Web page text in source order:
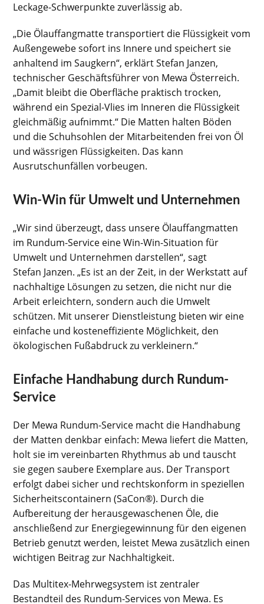
Leckage-Schwerpunkte zuverlässig ab.
„Die Ölauffangmatte transportiert die Flüssigkeit vom
Außengewebe sofort ins Innere und speichert sie
anhaltend im Saugkern“, erklärt Stefan Janzen,
technischer Geschäftsführer von Mewa Österreich.
„Damit bleibt die Oberfläche praktisch trocken,
während ein Spezial-Vlies im Inneren die Flüssigkeit
gleichmäßig aufnimmt.“ Die Matten halten Böden
und die Schuhsohlen der Mitarbeitenden frei von Öl
und wässrigen Flüssigkeiten. Das kann
Ausrutschunfällen vorbeugen.
Win-Win für Umwelt und Unternehmen
„Wir sind überzeugt, dass unsere Ölauffangmatten
im Rundum-Service eine Win-Win-Situation für
Umwelt und Unternehmen darstellen“, sagt
Stefan Janzen. „Es ist an der Zeit, in der Werkstatt auf
nachhaltige Lösungen zu setzen, die nicht nur die
Arbeit erleichtern, sondern auch die Umwelt
schützen. Mit unserer Dienstleistung bieten wir eine
einfache und kosteneffiziente Möglichkeit, den
ökologischen Fußabdruck zu verkleinern.“
Einfache Handhabung durch Rundum-
Service
Der Mewa Rundum-Service macht die Handhabung
der Matten denkbar einfach: Mewa liefert die Matten,
holt sie im vereinbarten Rhythmus ab und tauscht
sie gegen saubere Exemplare aus. Der Transport
erfolgt dabei sicher und rechtskonform in speziellen
Sicherheitscontainern (SaCon®). Durch die
Aufbereitung der herausgewaschenen Öle, die
anschließend zur Energiegewinnung für den eigenen
Betrieb genutzt werden, leistet Mewa zusätzlich einen
wichtigen Beitrag zur Nachhaltigkeit.
Das Multitex-Mehrwegsystem ist zentraler
Bestandteil des Rundum-Services von Mewa. Es